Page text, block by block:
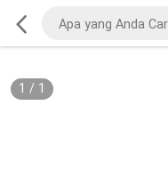
1 / 1